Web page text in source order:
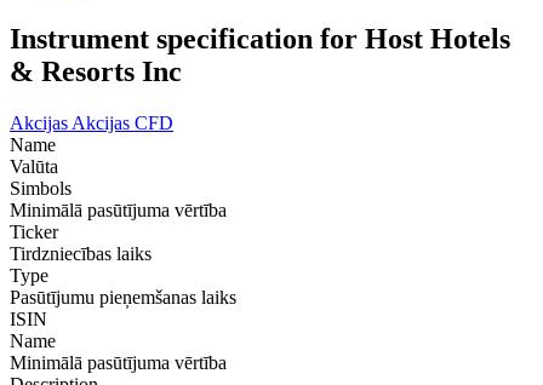
Instrument specification for Host Hotels
& Resorts Inc
Akcijas Akcijas CFD
Name
Valūta
Simbols
Minimālā pasūtījuma vērtība
Ticker
Tirdzniecības laiks
Type
Pasūtījumu pieņemšanas laiks
ISIN
Name
Minimālā pasūtījuma vērtība